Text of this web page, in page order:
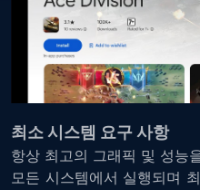
최소시스템 요구사항
항상 최고의 그래픽 및 성능
모든 시스템에서 실행되며